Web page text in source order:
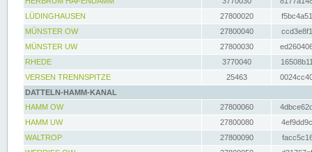
LÜDINGHAUSEN
27800020
MÜNSTER OW
27800040
MÜNSTER UW
27800030
RHEDE
3770040
VERSEN TRENNSPITZE
25463
DATTELN-HAMM-KANAL
HAMM OW
27800060
HAMM UW
27800080
WALTROP
27800090